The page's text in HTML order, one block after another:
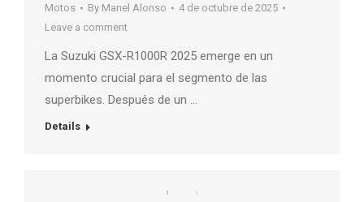
Motos By Manel Alonso
4 de octubre de 2025
Leave a comment
La Suzuki GSX-R1000R 2025 emerge en un
momento crucial para el segmento de las
superbikes. Después de un …
Details